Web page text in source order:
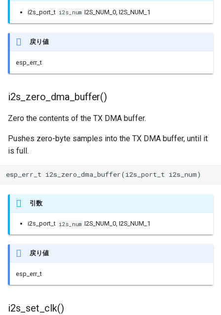
i2s_port_t i2s_num I2S_NUM_0, I2S_NUM_1
戻り値
esp_err_t
i2s_zero_dma_buffer()
Zero the contents of the TX DMA buffer.
Pushes zero-byte samples into the TX DMA buffer, until it
is full.
esp_err_t i2s_zero_dma_buffer(i2s_port_t i2s_num)
引数
i2s_port_t i2s_num I2S_NUM_0, I2S_NUM_1
戻り値
esp_err_t
i2s_set_clk()